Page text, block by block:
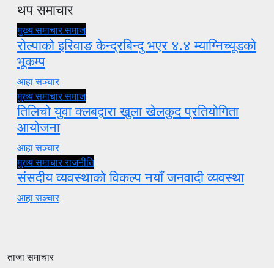
थप समाचार
मुख्य समाचारसमाज
रोल्पाको इरिवाङ केन्द्रबिन्दु भएर ४.४ म्याग्निच्यूडको
भूकम्प
आहा सञ्चार
मुख्य समाचारसमाज
तिलिचो युवा क्लबद्वारा खुला खेलकुद प्रतियोगिता
आयोजना
आहा सञ्चार
मुख्य समाचारराजनीति
संसदीय व्यवस्थाको विकल्प नयाँ जनवादी व्यवस्था
आहा सञ्चार
ताजा समाचार